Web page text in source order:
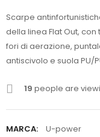
Scarpe
della linea Flat Out,
fori di aerazione,
antiscivolo e suola PU/
19 people are
MARCA:
U-power